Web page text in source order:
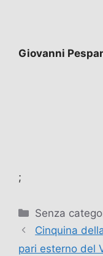
Giovanni
;
Categorie
Senza
Cinquina
pari esterno del